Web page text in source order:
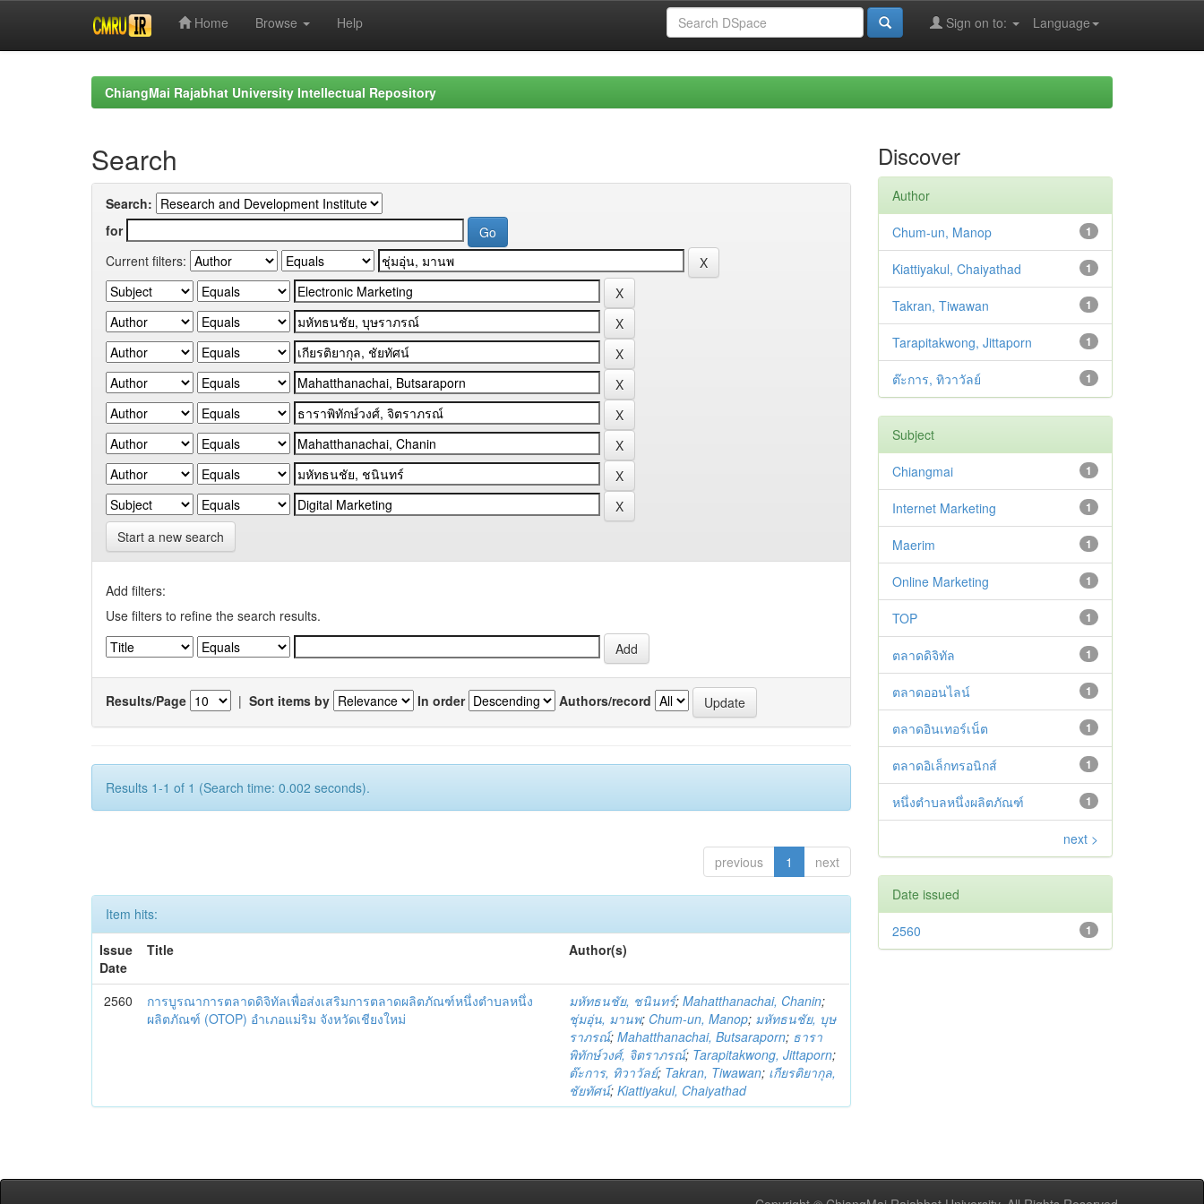
Home Browse Help Language
Sign on to:
ChiangMai Rajabhat University Intellectual Repository
Search
Search:
for
Current filters:
Start a new search
Add filters:
Use filters to refine the search results.
Results/Page | Sort items by In order Authors/record
Results 1-1 of 1 (Search time: 0.002 seconds).
previous 1 next
Item hits:
Issue
Date
Title Author(s)
2560
การบูรณาการตลาดดิจิทัลเพื่อส่งเสริมการตลาดผลิตภัณฑ์หนึ่งตำบลหนึ่ง
ผลิตภัณฑ์ (OTOP) อำเภอแม่ริม จังหวัดเชียงใหม่
มหัทธนชัย, ชนินทร์;Mahatthanachai, Chanin;
ชุ่มอุ่น, มานพ; Chum-un, Manop; มหัทธนชัย, บุษ
ราภรณ์;Mahatthanachai, Butsaraporn; ธารา
พิทักษ์วงศ์, จิตราภรณ์; Tarapitakwong, Jittaporn;
ต๊ะการ, ทิวาวัลย์; Takran, Tiwawan; เกียรติยากุล,
ชัยทัศน์;Kiattiyakul, Chaiyathad
Discover
Author
1
Chum-un, Manop
1
Kiattiyakul, Chaiyathad
1
Takran, Tiwawan
1
Tarapitakwong, Jittaporn
1
ต๊ะการ, ทิวาวัลย์
Subject
1
Chiangmai
1
Internet Marketing
1
Maerim
1
Online Marketing
1
TOP
1
ตลาดดิจิทัล
1
ตลาดออนไลน์
1
ตลาดอินเทอร์เน็ต
1
ตลาดอิเล็กทรอนิกส์
1
หนึ่งตำบลหนึ่งผลิตภัณฑ์
next >
Date issued
1
2560